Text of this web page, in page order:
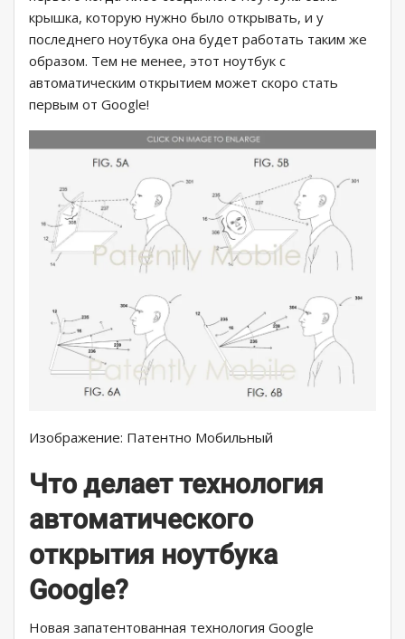
крышка, которую нужно было открывать, и у
последнего ноутбука она будет работать таким же
образом. Тем не менее, этот ноутбук с
автоматическим открытием может скоро стать
первым от Google!
Изображение: Патентно Мобильный
Что делает технология
автоматического
открытия ноутбука
Google?
Новая запатентованная технология Google